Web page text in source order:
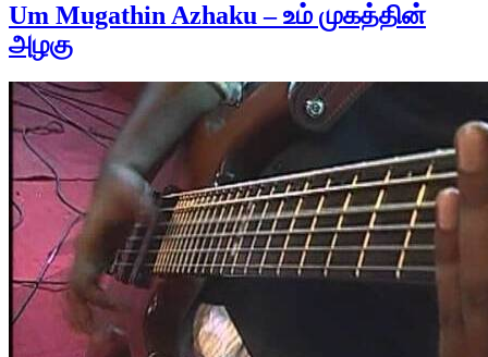
Um Mugathin Azhaku – உம் முகத்தின்
அழகு